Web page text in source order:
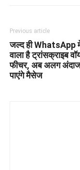
Previous article
जल्द ही WhatsApp
वाला है ट्रांसक्राइब
फीचर, अब अलग
पाएंगे मैसेज